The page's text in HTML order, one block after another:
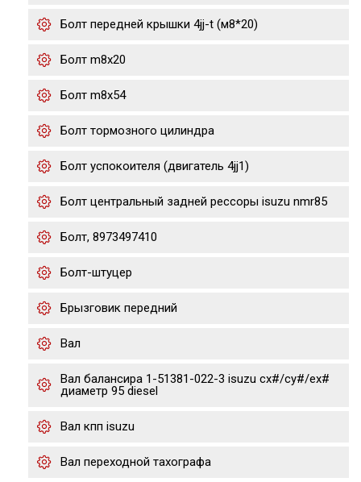
Болт передней крышки 4jj-t (м8*20)
Болт m8x20
Болт m8x54
Болт тормозного цилиндра
Болт успокоителя (двигатель 4jj1)
Болт центральный задней рессоры isuzu nmr85
Болт, 8973497410
Болт-штуцер
Брызговик передний
Вал
Вал балансира 1-51381-022-3 isuzu cx#/cy#/ex#
диаметр 95 diesel
Вал кпп isuzu
Вал переходной тахографа